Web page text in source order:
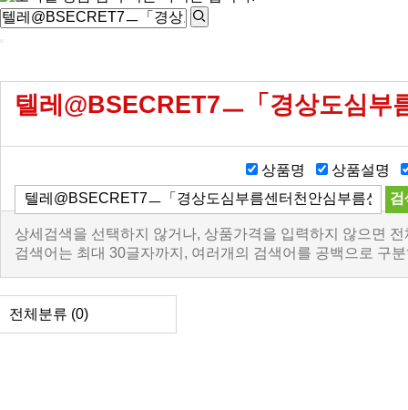
텔레@BSECRET7ㅡ「경상도심부
상품명 상품설명
상세검색을 선택하지 않거나, 상품가격을 입력하지 않으면
검색어는 최대 30글자까지, 여러개의 검색어를 공백으로 구
전체분류 (0)